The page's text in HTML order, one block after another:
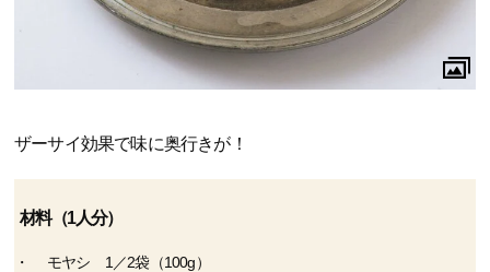
ザーサイ効果で味に奥行きが！
材料（1人分）
モヤシ 1／2袋（100g）